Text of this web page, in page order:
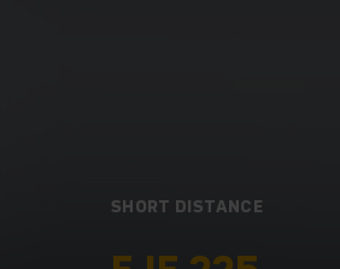
SHORT DISTANCE